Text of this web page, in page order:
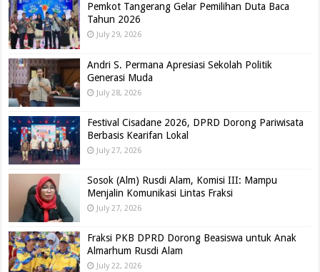
Pemkot Tangerang Gelar Pemilihan Duta Baca
Tahun 2026
July 29, 2026
Andri S. Permana Apresiasi Sekolah Politik
Generasi Muda
July 28, 2026
Festival Cisadane 2026, DPRD Dorong Pariwisata
Berbasis Kearifan Lokal
July 27, 2026
Sosok (Alm) Rusdi Alam, Komisi III: Mampu
Menjalin Komunikasi Lintas Fraksi
July 27, 2026
Fraksi PKB DPRD Dorong Beasiswa untuk Anak
Almarhum Rusdi Alam
July 22, 2026